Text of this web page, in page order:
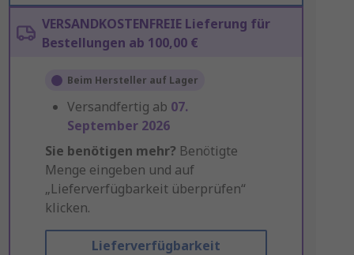
VERSANDKOSTENFREIE Lieferung für
Bestellungen ab 100,00 €
Beim Hersteller auf Lager
Versandfertig ab 07.
September 2026
Sie benötigen mehr? Benötigte
Menge eingeben und auf
„Lieferverfügbarkeit überprüfen“
klicken.
Lieferverfügbarkeit